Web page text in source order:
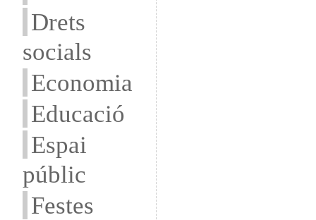
Drets
socials
Economia
Educació
Espai
públic
Festes